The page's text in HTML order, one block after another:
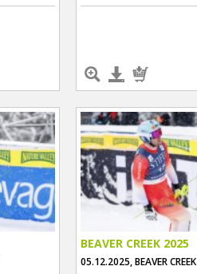
BEAVER CREEK 2025
05.12.2025, BEAVER CREEK